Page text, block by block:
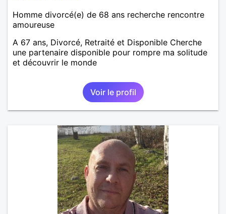
Homme divorcé(e) de 68 ans recherche rencontre
amoureuse
A 67 ans, Divorcé, Retraité et Disponible Cherche
une partenaire disponible pour rompre ma solitude
et découvrir le monde
Voir le profil